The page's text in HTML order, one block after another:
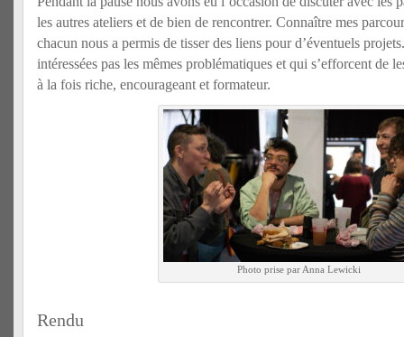
les autres ateliers et de bien de rencontrer. Connaître mes
chacun nous a permis de tisser des liens pour d’éventuels
intéressées pas les mêmes problématiques et qui s’efforcent de
à la fois riche, encourageant et formateur.
Photo prise par Anna Lewicki
Rendu